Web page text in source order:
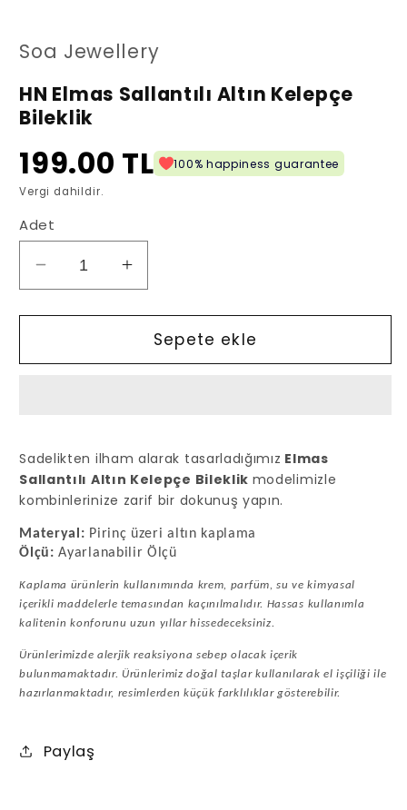
Soa Jewellery
HN Elmas Sallantılı Altın Kelepçe
Bileklik
199.00 TL 100% happiness guarantee
Vergi dahildir.
Adet
Elmas
Sallantılı
Kelepçe
azaltın
HN
Elmas
Sallantılı
Altın
Kelepçe
artırın
Sepete ekle
Sadelikten ilham alarak tasarladığımız Elmas
Sallantılı Altın Kelepçe Bileklik modelimizle
kombinlerinize zarif bir dokunuş yapın.
Materyal: Pirinç üzeri altın kaplama
Ölçü:Ayarlanabilir Ölçü
Kaplama ürünlerin kullanımında krem, parfüm, su ve kimyasal
içerikli maddelerle temasından kaçınılmalıdır. Hassas kullanımla
kalitenin konforunu uzun yıllar hissedeceksiniz.
Ürünlerimizde alerjik reaksiyona sebep olacak içerik
bulunmamaktadır. Ürünlerimiz doğal taşlar kullanılarak el işçiliği ile
hazırlanmaktadır, resimlerden küçük farklılıklar gösterebilir.
Paylaş